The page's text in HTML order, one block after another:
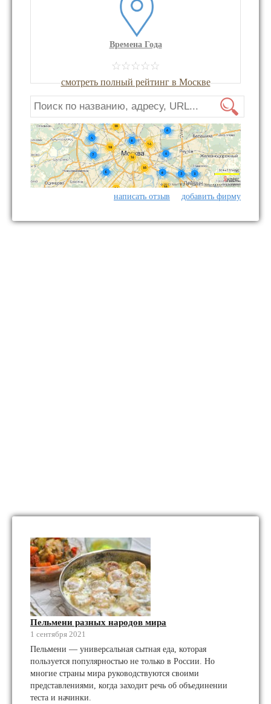
Времена Года
смотреть полный рейтинг в Москве
написать отзыв добавить фирму
Пельмени разных народов мира
1 сентября 2021
Пельмени — универсальная сытная еда, которая
пользуется популярностью не только в России. Но
многие страны мира руководствуются своими
представлениями, когда заходит речь об объединении
теста и начинки.